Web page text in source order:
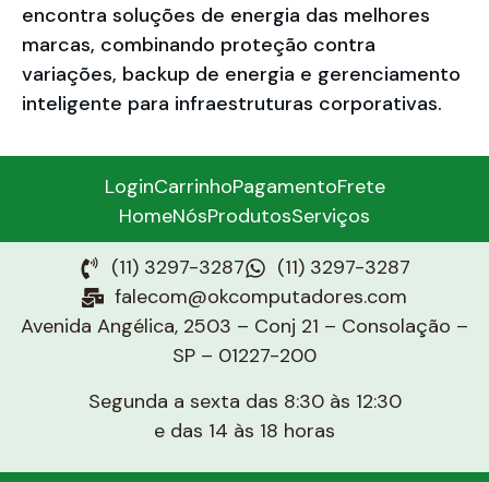
encontra soluções de energia das melhores
marcas, combinando proteção contra
variações, backup de energia e gerenciamento
inteligente para infraestruturas corporativas.
LoginCarrinhoPagamentoFrete
HomeNósProdutosServiços
(11) 3297-3287
(11) 3297-3287
falecom@okcomputadores.com
Avenida Angélica, 2503 – Conj 21 – Consolação –
SP – 01227-200
Segunda a sexta das 8:30 às 12:30
e das 14 às 18 horas